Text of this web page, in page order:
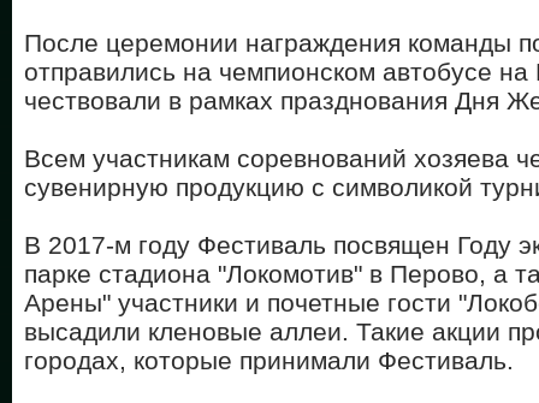
После церемонии награждения команды
отправились на чемпионском автобусе
чествовали в рамках празднования Дня
Всем участникам соревнований хозяева
сувенирную продукцию с символикой
В 2017-м году Фестиваль посвящен Году
парке стадиона "Локомотив" в Перово, а
Арены" участники и почетные гости
высадили кленовые аллеи. Такие акции
городах, которые принимали Фестиваль.